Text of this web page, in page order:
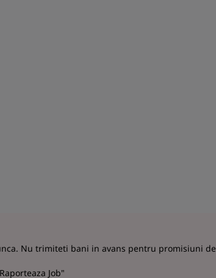
Nu trimiteti bani in avans pentru promisiuni de
Job"